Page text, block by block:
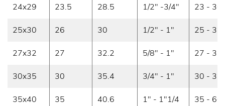
24x29 23.5 28.5 1/2" -3/4" 23 - 30
25x30 26 30 1/2" - 1" 25 - 33
27x32 27 32.2 5/8" - 1" 27 - 35
30x35 30 35.4 3/4" - 1" 30 - 35
35x40 35 40.6 1" - 1"1/4 35 - 60